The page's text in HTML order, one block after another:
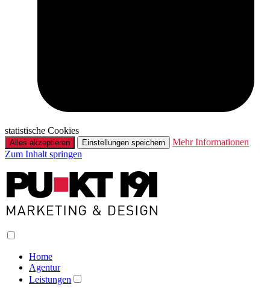
statistische Cookies
Alles akzeptieren Einstellungen speichern
Mehr Informationen
Zum Inhalt springen
Home
Agentur
Leistungen